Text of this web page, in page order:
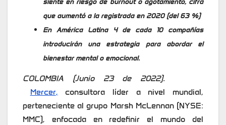
siente en riesgo de burnout o agotamiento, cifra
que aumentó a la registrada en 2020 (del 63 %)
En América Latina 4 de cada 10 compañías
introducirán una estrategia para abordar el
bienestar mental o emocional.
COLOMBIA (Junio 23 de 2022).
Mercer, consultora líder a nivel mundial,
perteneciente al grupo Marsh McLennan (NYSE:
MMC), enfocada en redefinir el mundo del